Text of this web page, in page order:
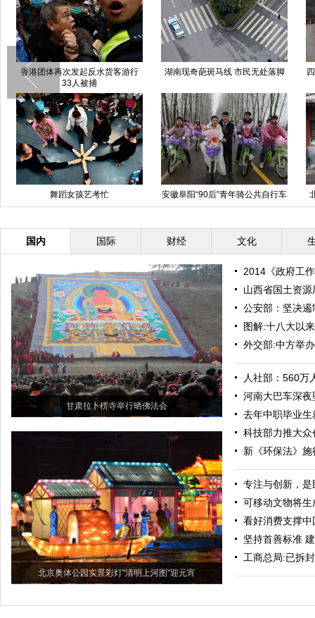
香港团体再次发起反水货客游行
33人被捕
湖南现奇葩斑马线 市民无处落脚
舞蹈女孩艺考忙
安徽阜阳“90后”青年骑公共自行车
迎娶新娘
国内 国际 财经 文化
甘肃拉卜楞寺举行晒佛法会
北京奥体公园实景彩灯"清明上河图"迎元宵
2014《政府工
山西省国土资
公安部：坚决
图解:十八大以
外交部:中方举
人社部：560万
河南大巴车深
去年中职毕业
科技部力推大众
新《环保法》
专注与创新，
可移动文物将
看好消费支撑中
坚持首善标准
工商总局:已拆